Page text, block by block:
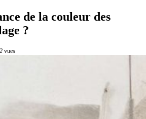
de la couleur des
?
vues